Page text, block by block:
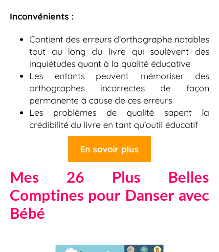
Inconvénients :
Contient des erreurs d’orthographe notables
tout au long du livre qui soulèvent des
inquiétudes quant à la qualité éducative
Les enfants peuvent mémoriser des
orthographes incorrectes de façon
permanente à cause de ces erreurs
Les problèmes de qualité sapent la
crédibilité du livre en tant qu’outil éducatif
En savoir plus
Mes 26 Plus Belles
Comptines pour Danser avec
Bébé